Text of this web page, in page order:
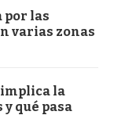
por las
varias zonas
la
qué pasa